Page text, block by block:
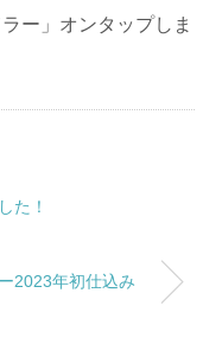
ー」オンタップしま
た！
2023年初仕込み